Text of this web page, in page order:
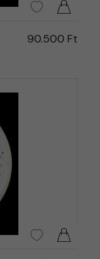
90.500 Ft